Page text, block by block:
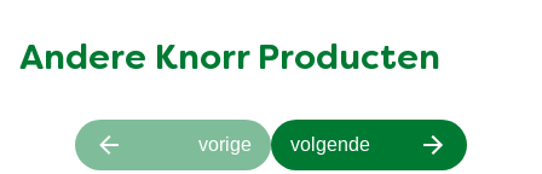
Andere Knorr Producten
vorige volgende